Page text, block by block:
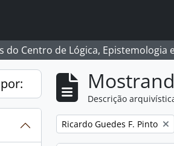
Centro de Lógica, Epistemologia
Descrição
Remover filtro:
Ricardo Guedes F. Pinto